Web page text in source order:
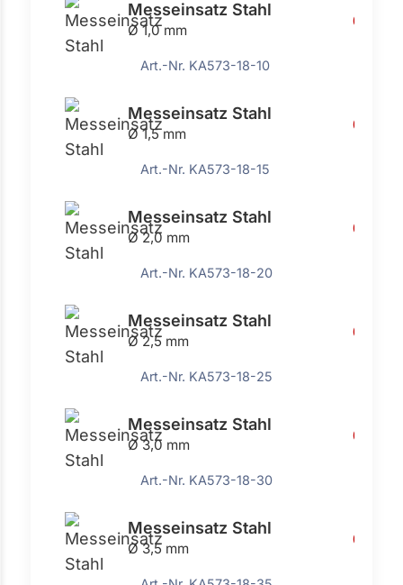
Messeinsatz Stahl
Ø 1,0 mm
6,35 €
Art.-Nr. KA573-18-10
Messeinsatz Stahl
Ø 1,5 mm
6,35 €
Art.-Nr. KA573-18-15
Messeinsatz Stahl
Ø 2,0 mm
6,35 €
Art.-Nr. KA573-18-20
Messeinsatz Stahl
Ø 2,5 mm
6,35 €
Art.-Nr. KA573-18-25
Messeinsatz Stahl
Ø 3,0 mm
6,35 €
Art.-Nr. KA573-18-30
Messeinsatz Stahl
Ø 3,5 mm
6,35 €